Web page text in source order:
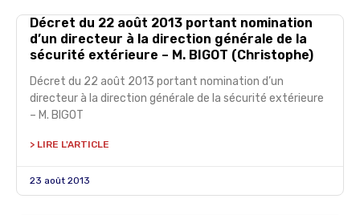
Décret du 22 août 2013 portant nomination
d’un directeur à la direction générale de la
sécurité extérieure – M. BIGOT (Christophe)
Décret du 22 août 2013 portant nomination d’un
directeur à la direction générale de la sécurité extérieure
– M. BIGOT
> LIRE L'ARTICLE
23 août 2013